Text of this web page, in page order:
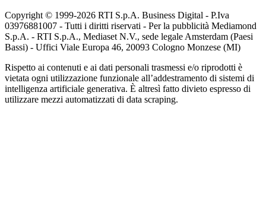
Copyright © 1999-2026 RTI S.p.A. Business Digital - P.Iva
03976881007 - Tutti i diritti riservati - Per la pubblicità Mediamond
S.p.A. - RTI S.p.A., Mediaset N.V., sede legale Amsterdam (Paesi
Bassi) - Uffici Viale Europa 46, 20093 Cologno Monzese (MI)
Rispetto ai contenuti e ai dati personali trasmessi e/o riprodotti è
vietata ogni utilizzazione funzionale all’addestramento di sistemi di
intelligenza artificiale generativa. È altresì fatto divieto espresso di
utilizzare mezzi automatizzati di data scraping.